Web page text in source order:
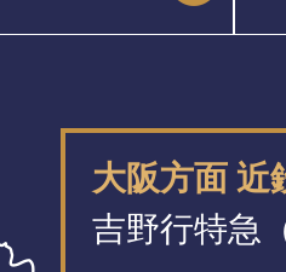
大阪方面
吉野行特急